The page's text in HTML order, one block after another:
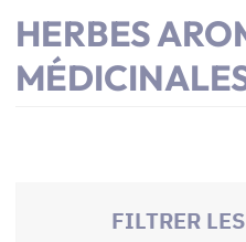
HERBES
FILTRER